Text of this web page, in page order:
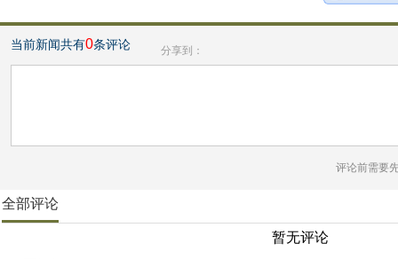
当前新闻共有0条评论 分享到：
评论前需要
全部评论
暂无评论